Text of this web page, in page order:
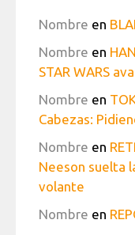
Nombre en
Nombre en
STAR WARS
Nombre en
Cabezas:
Nombre en
Neeson suelta
volante
Nombre en